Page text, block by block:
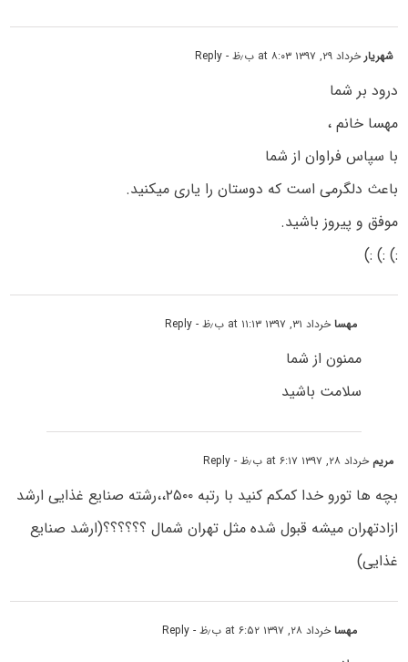
شهریار خرداد ۲۹, ۱۳۹۷ at ۸:۰۳ ب٫ظ - Reply
درود بر شما
مهسا خانم ،
با سپاس فراوان از شما
باعث دلگرمی است که دوستان را یاری میکنید.
موفق و پیروز باشید.
:) :) :)
مهساخرداد ۳۱, ۱۳۹۷ at ۱۱:۱۳ ب٫ظ - Reply
ممنون از شما
سلامت باشید
مریم خرداد ۲۸, ۱۳۹۷ at ۶:۱۷ ب٫ظ - Reply
بچه ها تورو خدا کمکم کنید با رتبه ۲۵۰۰،،رشته صنایع غذایی ارشد
ازادتهران میشه قبول شده مثل تهران شمال ؟؟؟؟؟؟(ارشد صنایع
غذایی)
مهساخرداد ۲۸, ۱۳۹۷ at ۶:۵۲ ب٫ظ - Reply